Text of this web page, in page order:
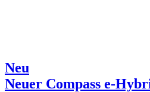
Neu
Neuer Compass e-